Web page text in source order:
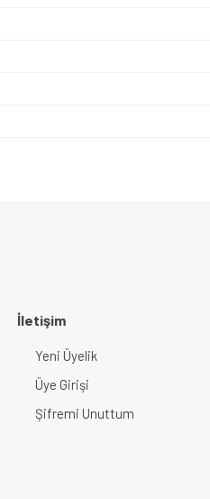
İletişim
Yeni Üyelik
Üye Girişi
Şifremi Unuttum